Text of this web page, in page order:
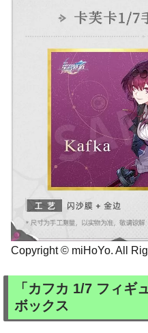
Copyright © miHoYo. All
「カフカ 1/7 フィギ
ボックス